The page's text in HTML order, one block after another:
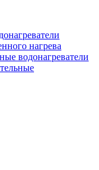
нагрева
водонагреватели